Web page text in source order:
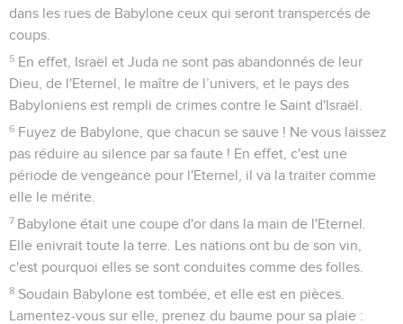
dans les rues de Babylone ceux qui seront transpercés de
coups.
5 En effet, Israël et Juda ne sont pas abandonnés de leur
Dieu, de l'Eternel, le maître de l’univers, et le pays des
Babyloniens est rempli de crimes contre le Saint d'Israël.
6 Fuyez de Babylone, que chacun se sauve ! Ne vous laissez
pas réduire au silence par sa faute ! En effet, c'est une
période de vengeance pour l'Eternel, il va la traiter comme
elle le mérite.
7 Babylone était une coupe d'or dans la main de l'Eternel.
Elle enivrait toute la terre. Les nations ont bu de son vin,
c'est pourquoi elles se sont conduites comme des folles.
8 Soudain Babylone est tombée, et elle est en pièces.
Lamentez-vous sur elle, prenez du baume pour sa plaie :